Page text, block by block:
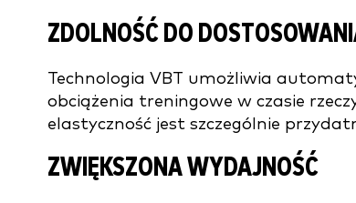
ZDOLNOŚĆ DO
Technologia VBT umożliwia
obciążenia treningowe w czasie
elastyczność jest szczególnie
ZWIĘKSZONA WYDAJNOŚĆ